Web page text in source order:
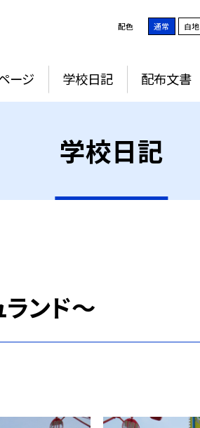
配色 通常 白地
ージ 学校日記 配布文書
学校日記
ンド～